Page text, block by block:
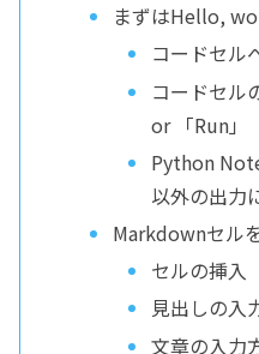
まずはHello,
コードセル
コードセル
or 「Run」
Python
以外の出力
Markdownセル
セルの挿入
見出しの入
文章の入力